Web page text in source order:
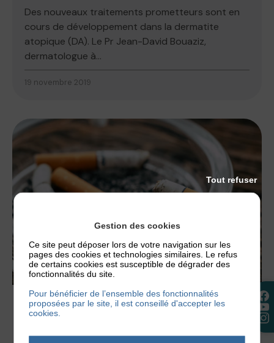
Des nouveaux traitements prometteurs sont en
cours de développement dans la dermatite
atopique (DA). Le Pr Jean-David Bouaziz,
dermatologue à...
19 novembre 2019
LA RECHERCHE
DÉVELOPPEMENT DE LA DERMATITE
Gestion des cookies
Ce site peut déposer lors de votre navigation sur les
pages des cookies et technologies similaires. Le refus
de certains cookies est susceptible de dégrader des
fonctionnalités du site.
Pour bénéficier de l’ensemble des fonctionnalités
proposées par le site, il est conseillé d'accepter les
cookies.
Tout refuser